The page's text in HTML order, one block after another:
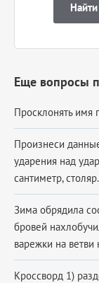
Еще вопросы
Просклонять имя
Произнеси
ударения над
сантиметр,
Зима обрядила
бровей
варежки на ветви
Кроссворд 1)